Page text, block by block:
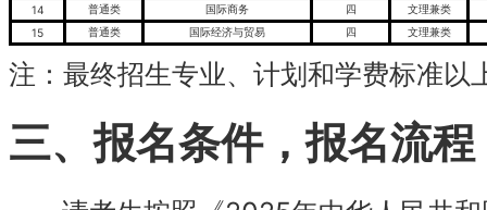
14
普通类 国际商务 四
文理兼类
15
普通类 国际经济与贸易 四 文理兼类
注：最终招生专业、计划和学费标准以
三、报名条件，报名流